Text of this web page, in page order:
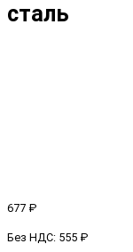
сталь
677 ₽
Без НДС: 555 ₽